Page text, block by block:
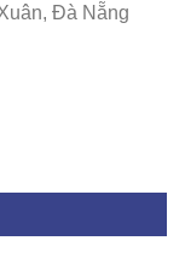
Đà Nẵng